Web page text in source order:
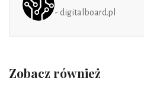
- digitalboard.pl
Zobacz również